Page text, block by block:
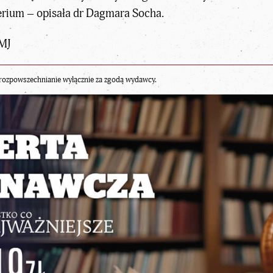
– opisała dr Dagmara Socha.
wyłącznie za zgodą wydawcy.